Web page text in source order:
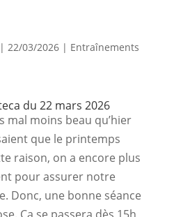
22/03/2026| Entraînements
du 22 mars 2026
mal moins beau qu’hier
que le printemps
raison, on a encore plus
pour assurer notre
Donc, une bonne séance